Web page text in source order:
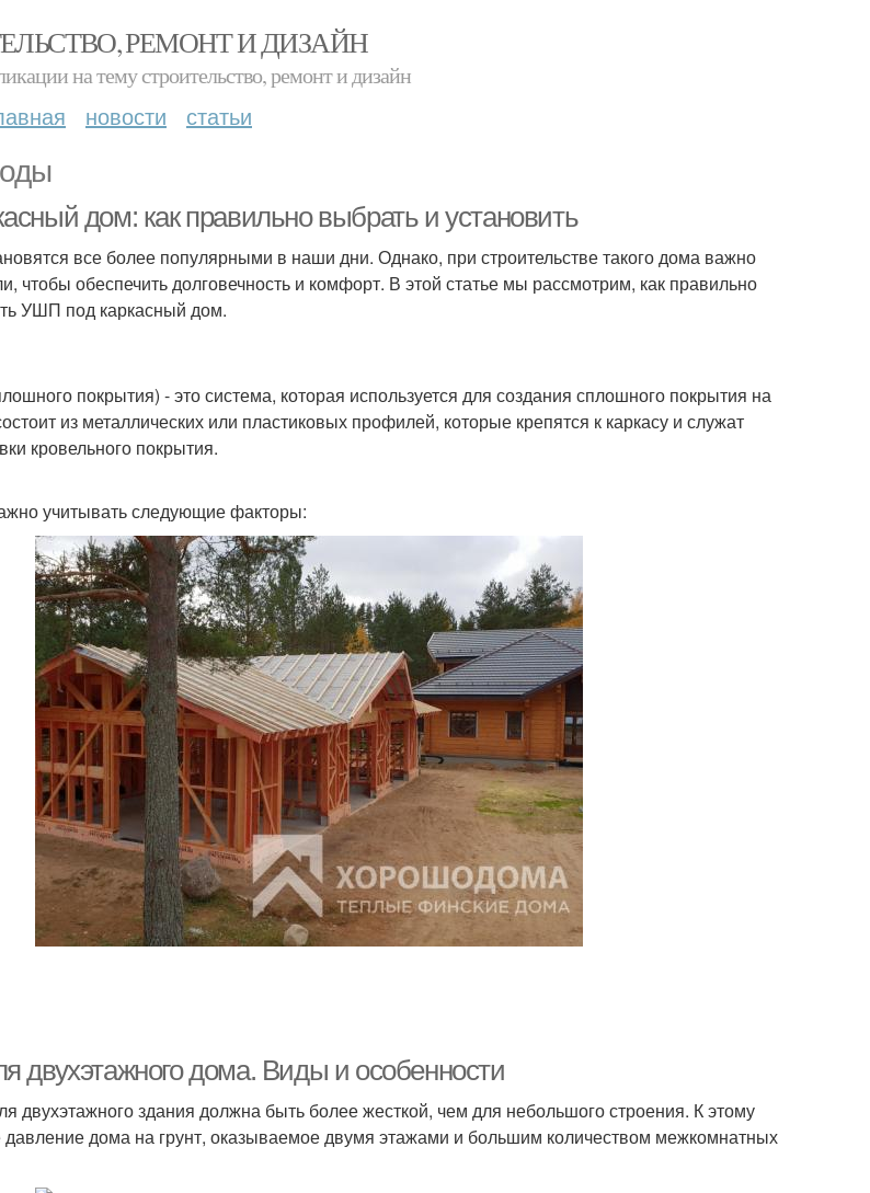
РЕМОНТ И ДИЗАЙН
на тему строительство, ремонт и дизайн
новости статьи
дом: как правильно выбрать и установить
все более популярными в наши дни. Однако, при строительстве такого дома важно
чтобы обеспечить долговечность и комфорт. В этой статье мы рассмотрим, как правильно
УШП под каркасный дом.
покрытия) - это система, которая используется для создания сплошного покрытия на
из металлических или пластиковых профилей, которые крепятся к каркасу и служат
кровельного покрытия.
учитывать следующие факторы:
двухэтажного дома. Виды и особенности
двухэтажного здания должна быть более жесткой, чем для небольшого строения. К этому
дома на грунт, оказываемое двумя этажами и большим количеством межкомнатных